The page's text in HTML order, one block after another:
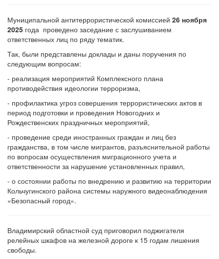
Муниципальной антитеррористической комиссией 26 ноября
2025 года проведено заседание с заслушиванием
ответственных лиц по ряду тематик.
Так, были представлены доклады и даны поручения по
следующим вопросам:
- реализация мероприятий Комплексного плана
противодействия идеологии терроризма,
- профилактика угроз совершения террористических актов в
период подготовки и проведения Новогодних и
Рождественских праздничных мероприятий,
- проведение среди иностранных граждан и лиц без
гражданства, в том числе мигрантов, разъяснительной работы
по вопросам осуществления миграционного учета и
ответственности за нарушение установленных правил,
- о состоянии работы по внедрению и развитию на территории
Кольчугинского района системы наружного видеонаблюдения
«Безопасный город».
Владимирский областной суд приговорил поджигателя
релейных шкафов на железной дороге к 15 годам лишения
свободы.